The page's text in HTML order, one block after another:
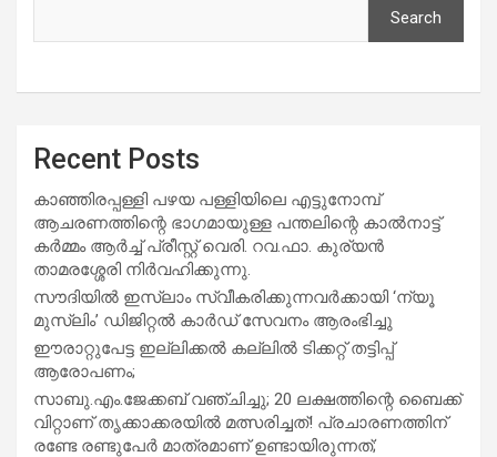
Search
Recent Posts
കാഞ്ഞിരപ്പള്ളി പഴയ പള്ളിയിലെ എട്ടുനോമ്പ്
ആചരണത്തിന്റെ ഭാഗമായുള്ള പന്തലിന്റെ കാൽനാട്ട്
കർമ്മം ആർച്ച് പ്രീസ്റ്റ് വെരി. റവ.ഫാ. കുര്യൻ
താമരശ്ശേരി നിർവഹിക്കുന്നു.
സൗദിയില്‍ ഇസ്‌ലാം സ്വീകരിക്കുന്നവര്‍ക്കായി ‘ന്യൂ
മുസ്ലിം’ ഡിജിറ്റല്‍ കാര്‍ഡ് സേവനം ആരംഭിച്ചു
ഈരാറ്റുപേട്ട ഇല്ലിക്കൽ കല്ലിൽ ടിക്കറ്റ് തട്ടിപ്പ്
ആരോപണം;
സാബു.എം.ജേക്കബ് വഞ്ചിച്ചു; 20 ലക്ഷത്തിന്റെ ബൈക്ക്
വിറ്റാണ് തൃക്കാക്കരയില്‍ മത്സരിച്ചത്! പ്രചാരണത്തിന്
രണ്ടേ രണ്ടുപേര്‍ മാത്രമാണ് ഉണ്ടായിരുന്നത്;